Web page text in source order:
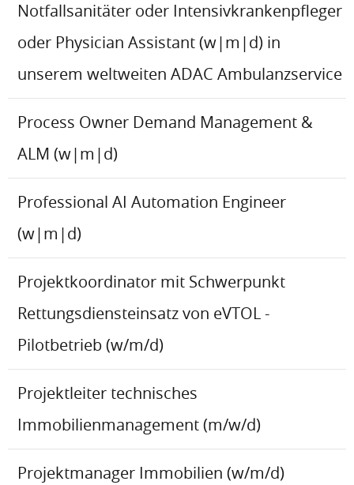
Notfallsanitäter oder Intensivkrankenpfleger
oder Physician Assistant (w|m|d) in
unserem weltweiten ADAC Ambulanzservice
Process Owner Demand Management &
ALM (w|m|d)
Professional AI Automation Engineer
(w|m|d)
Projektkoordinator mit Schwerpunkt
Rettungsdiensteinsatz von eVTOL -
Pilotbetrieb (w/m/d)
Projektleiter technisches
Immobilienmanagement (m/w/d)
Projektmanager Immobilien (w/m/d)